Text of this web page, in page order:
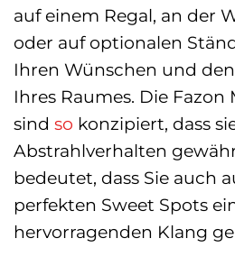
auf einem Regal, an der
oder auf optionalen
Ihren Wünschen und
Ihres Raumes. Die Fazon
sind so konzipiert, dass
Abstrahlverhalten
bedeutet, dass Sie auch
perfekten Sweet Spots
hervorragenden Klang